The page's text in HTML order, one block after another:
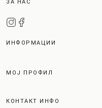
ЗА НАС
ИНФОРМАЦИИ
МОЈ ПРОФИЛ
КОНТАКТ ИНФО